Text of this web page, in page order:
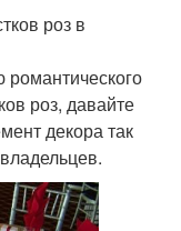
роз в
романтического
роз, давайте
декора так